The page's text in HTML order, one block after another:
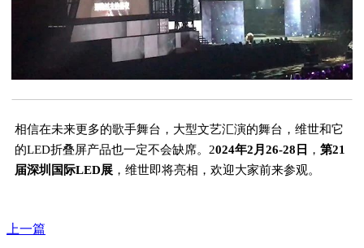
相信在未来更多的歌手舞台，大型文艺汇演的舞台，维世和它
的LED折叠屏产品也一定不会缺席。2024年2月26-28日 ， 第21
届深圳国际LED展 ，维世即将亮相，欢迎大家前来参观。
上一篇